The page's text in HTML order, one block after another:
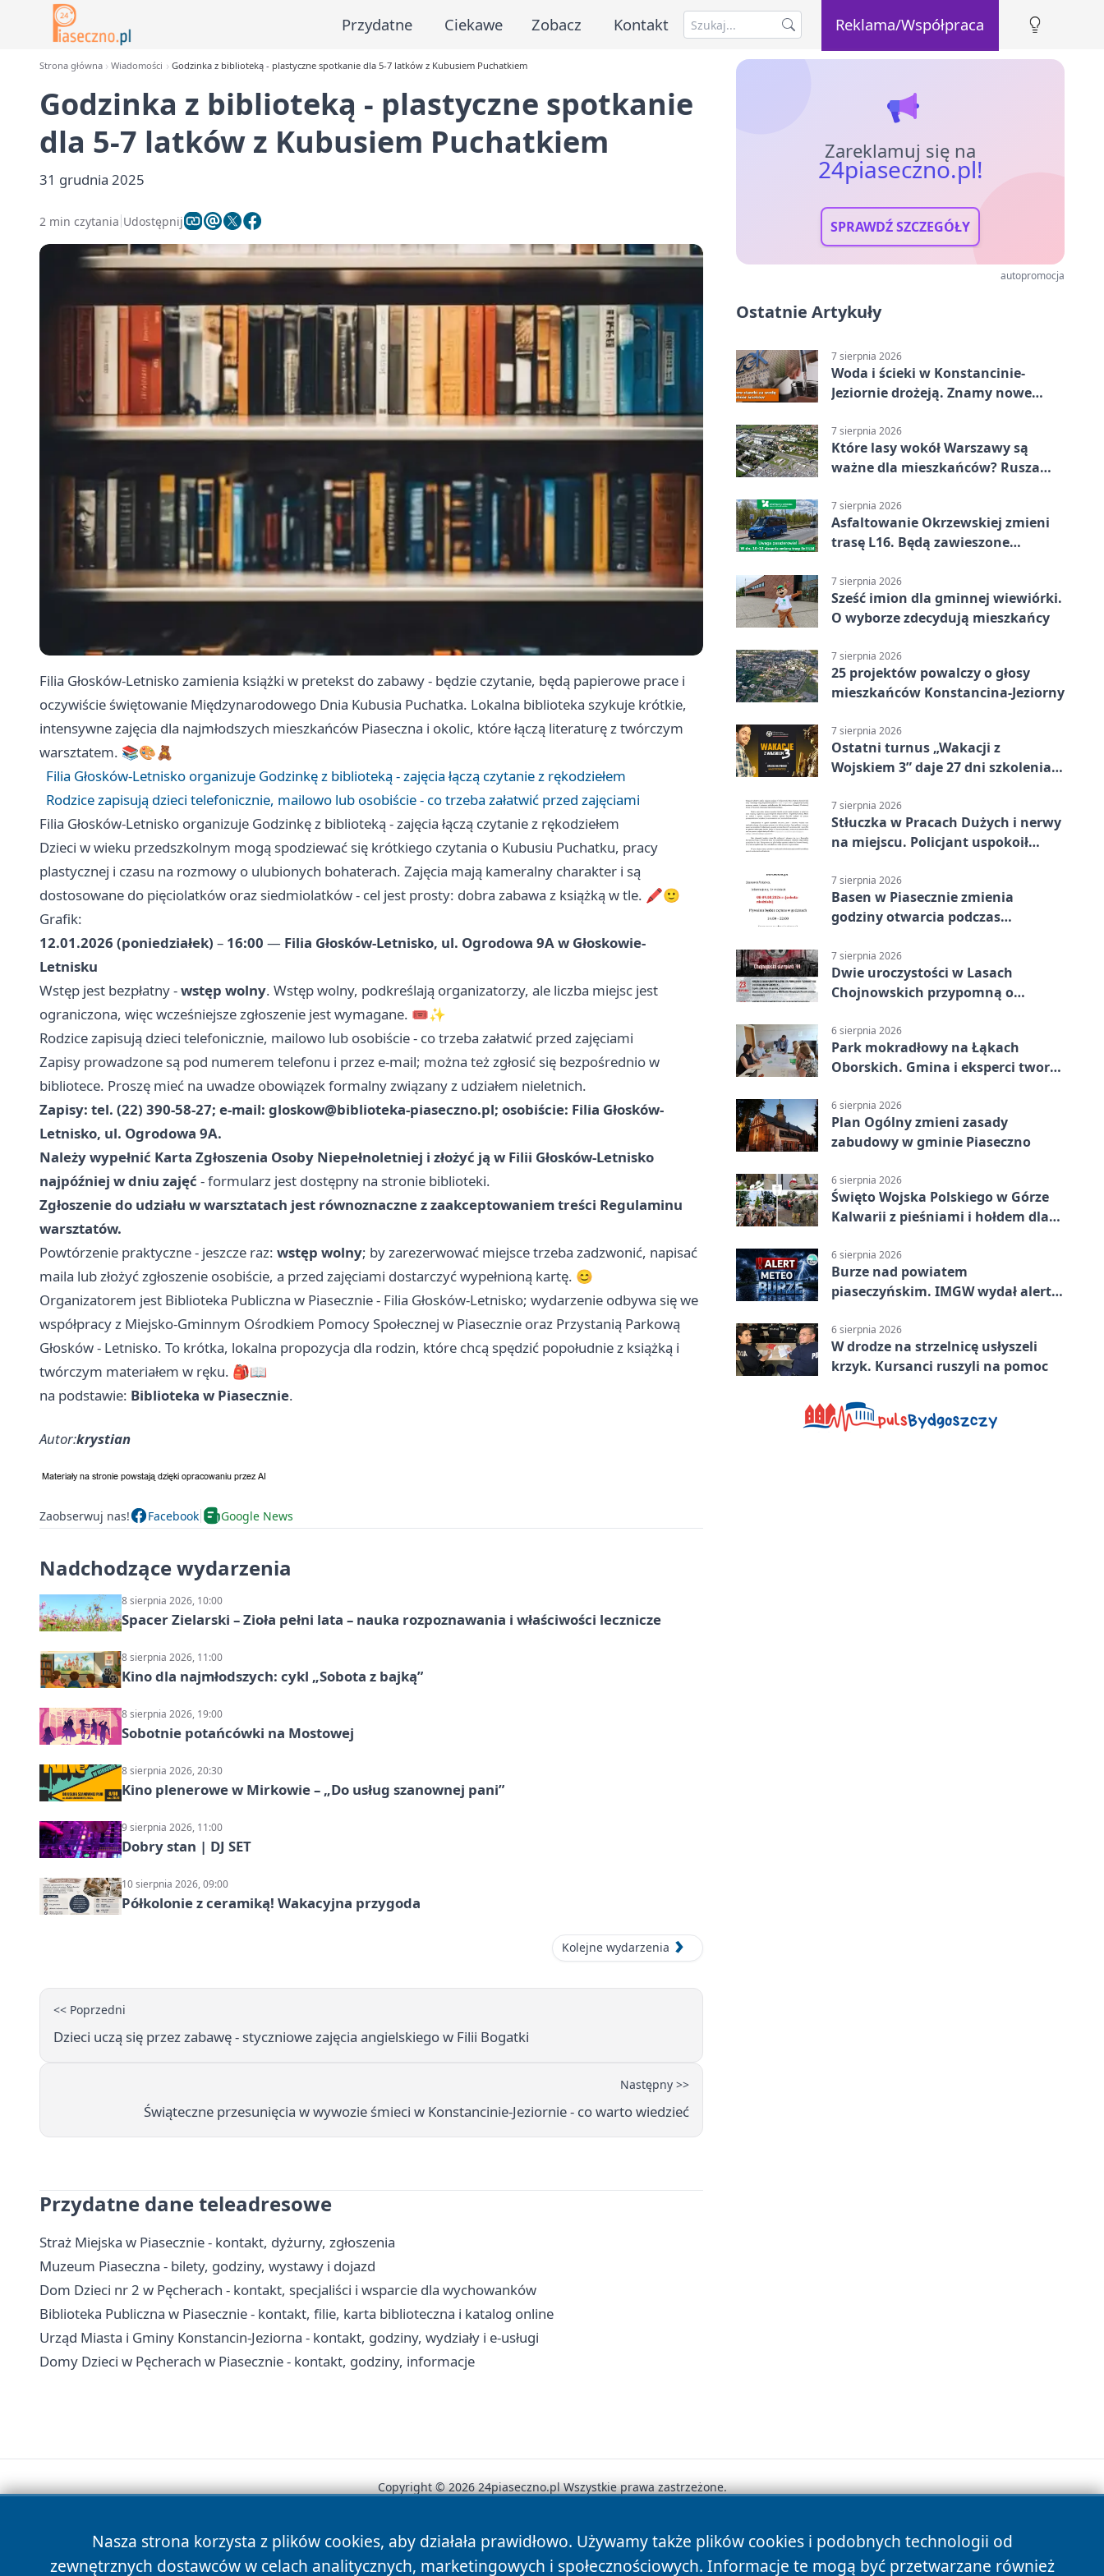
Przydatne Ciekawe Zobacz Kontakt Reklama/Współpraca
Strona główna Wiadomości Godzinka z biblioteką - plastyczne spotkanie dla 5-7 latków z Kubusiem Puchatkiem
Godzinka z biblioteką - plastyczne spotkanie
dla 5-7 latków z Kubusiem Puchatkiem
31 grudnia 2025
2 min czytania Udostępnij
Filia Głosków-Letnisko zamienia książki w pretekst do zabawy - będzie czytanie, będą papierowe prace i
oczywiście świętowanie Międzynarodowego Dnia Kubusia Puchatka. Lokalna biblioteka szykuje krótkie,
intensywne zajęcia dla najmłodszych mieszkańców Piaseczna i okolic, które łączą literaturę z twórczym
warsztatem. 📚🎨🧸
Filia Głosków-Letnisko organizuje Godzinkę z biblioteką - zajęcia łączą czytanie z rękodziełem
Rodzice zapisują dzieci telefonicznie, mailowo lub osobiście - co trzeba załatwić przed zajęciami
Filia Głosków-Letnisko organizuje Godzinkę z biblioteką - zajęcia łączą czytanie z rękodziełem
Dzieci w wieku przedszkolnym mogą spodziewać się krótkiego czytania o Kubusiu Puchatku, pracy
plastycznej i czasu na rozmowy o ulubionych bohaterach. Zajęcia mają kameralny charakter i są
dostosowane do pięciolatków oraz siedmiolatków - cel jest prosty: dobra zabawa z książką w tle. 🖍️🙂
Grafik:
12.01.2026 (poniedziałek) – 16:00 — Filia Głosków-Letnisko, ul. Ogrodowa 9A w Głoskowie-
Letnisku
Wstęp jest bezpłatny -wstęp wolny. Wstęp wolny, podkreślają organizatorzy, ale liczba miejsc jest
ograniczona, więc wcześniejsze zgłoszenie jest wymagane. 🎟️✨
Rodzice zapisują dzieci telefonicznie, mailowo lub osobiście - co trzeba załatwić przed zajęciami
Zapisy prowadzone są pod numerem telefonu i przez e-mail; można też zgłosić się bezpośrednio w
bibliotece. Proszę mieć na uwadze obowiązek formalny związany z udziałem nieletnich.
Zapisy: tel. (22) 390-58-27; e-mail: gloskow@biblioteka-piaseczno.pl; osobiście: Filia Głosków-
Letnisko, ul. Ogrodowa 9A.
Należy wypełnić Karta Zgłoszenia Osoby Niepełnoletniej i złożyć ją w Filii Głosków-Letnisko
najpóźniej w dniu zajęć - formularz jest dostępny na stronie biblioteki.
Zgłoszenie do udziału w warsztatach jest równoznaczne z zaakceptowaniem treści Regulaminu
warsztatów.
Powtórzenie praktyczne - jeszcze raz: wstęp wolny; by zarezerwować miejsce trzeba zadzwonić, napisać
maila lub złożyć zgłoszenie osobiście, a przed zajęciami dostarczyć wypełnioną kartę. 😊
Organizatorem jest Biblioteka Publiczna w Piasecznie - Filia Głosków-Letnisko; wydarzenie odbywa się we
współpracy z Miejsko-Gminnym Ośrodkiem Pomocy Społecznej w Piasecznie oraz Przystanią Parkową
Głosków - Letnisko. To krótka, lokalna propozycja dla rodzin, które chcą spędzić popołudnie z książką i
twórczym materiałem w ręku. 🎒📖
na podstawie: Biblioteka w Piasecznie.
Autor:krystian
Zaobserwuj nas! Facebook Google News
Nadchodzące wydarzenia
8 sierpnia 2026, 10:00
Spacer Zielarski – Zioła pełni lata – nauka rozpoznawania i właściwości lecznicze
8 sierpnia 2026, 11:00
Kino dla najmłodszych: cykl „Sobota z bajką”
8 sierpnia 2026, 19:00
Sobotnie potańcówki na Mostowej
8 sierpnia 2026, 20:30
Kino plenerowe w Mirkowie – „Do usług szanownej pani”
9 sierpnia 2026, 11:00
Dobry stan | DJ SET
10 sierpnia 2026, 09:00
Półkolonie z ceramiką! Wakacyjna przygoda
Kolejne wydarzenia
<< Poprzedni
Dzieci uczą się przez zabawę - styczniowe zajęcia angielskiego w Filii Bogatki
Następny >>
Świąteczne przesunięcia w wywozie śmieci w Konstancinie-Jeziornie - co warto wiedzieć
Przydatne dane teleadresowe
Straż Miejska w Piasecznie - kontakt, dyżurny, zgłoszenia
Muzeum Piaseczna - bilety, godziny, wystawy i dojazd
Dom Dzieci nr 2 w Pęcherach - kontakt, specjaliści i wsparcie dla wychowanków
Biblioteka Publiczna w Piasecznie - kontakt, filie, karta biblioteczna i katalog online
Urząd Miasta i Gminy Konstancin-Jeziorna - kontakt, godziny, wydziały i e-usługi
Domy Dzieci w Pęcherach w Piasecznie - kontakt, godziny, informacje
Zareklamuj się na
24piaseczno.pl!
SPRAWDŹ SZCZEGÓŁY
autopromocja
Ostatnie Artykuły
7 sierpnia 2026
Woda i ścieki w Konstancinie-
Jeziornie drożeją. Znamy nowe
7 sierpnia 2026
Które lasy wokół Warszawy są
ważne dla mieszkańców? Rusza
7 sierpnia 2026
Asfaltowanie Okrzewskiej zmieni
trasę L16. Będą zawieszone
7 sierpnia 2026
Sześć imion dla gminnej wiewiórki.
O wyborze zdecydują mieszkańcy
7 sierpnia 2026
25 projektów powalczy o głosy
mieszkańców Konstancina-Jeziorny
7 sierpnia 2026
Ostatni turnus „Wakacji z
Wojskiem 3” daje 27 dni szkolenia i
7 sierpnia 2026
Stłuczka w Pracach Dużych i nerwy
na miejscu. Policjant uspokoił
7 sierpnia 2026
Basen w Piasecznie zmienia
godziny otwarcia podczas
7 sierpnia 2026
Dwie uroczystości w Lasach
Chojnowskich przypomną o
6 sierpnia 2026
Park mokradłowy na Łąkach
Oborskich. Gmina i eksperci tworzą
6 sierpnia 2026
Plan Ogólny zmieni zasady
zabudowy w gminie Piaseczno
6 sierpnia 2026
Święto Wojska Polskiego w Górze
Kalwarii z pieśniami i hołdem dla
6 sierpnia 2026
Burze nad powiatem
piaseczyńskim. IMGW wydał alert
6 sierpnia 2026
W drodze na strzelnicę usłyszeli
krzyk. Kursanci ruszyli na pomoc
Nasza strona korzysta z plików cookies, aby działała prawidłowo. Używamy także plików cookies i podobnych technologii od
zewnętrznych dostawców w celach analitycznych, marketingowych i społecznościowych. Informacje te mogą być przetwarzane również
Copyright © 2026 24piaseczno.pl Wszystkie prawa zastrzeżone.
News Autorzy Polityka Prywatności Polityka Cookies